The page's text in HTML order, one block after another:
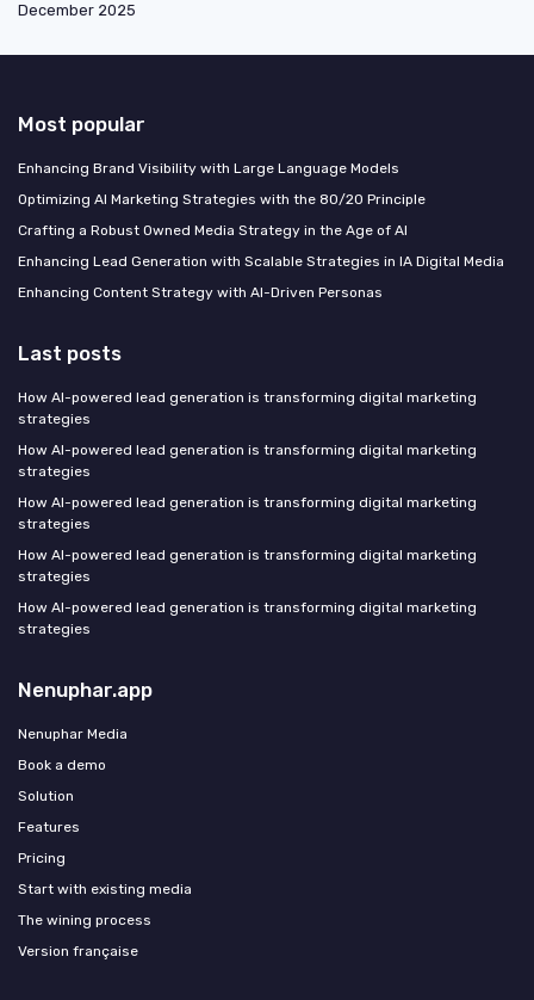
December 2025
Most popular
Enhancing Brand Visibility with Large Language Models
Optimizing AI Marketing Strategies with the 80/20 Principle
Crafting a Robust Owned Media Strategy in the Age of AI
Enhancing Lead Generation with Scalable Strategies in IA Digital Media
Enhancing Content Strategy with AI-Driven Personas
Last posts
How AI-powered lead generation is transforming digital marketing
strategies
How AI-powered lead generation is transforming digital marketing
strategies
How AI-powered lead generation is transforming digital marketing
strategies
How AI-powered lead generation is transforming digital marketing
strategies
How AI-powered lead generation is transforming digital marketing
strategies
Nenuphar.app
Nenuphar Media
Book a demo
Solution
Features
Pricing
Start with existing media
The wining process
Version française